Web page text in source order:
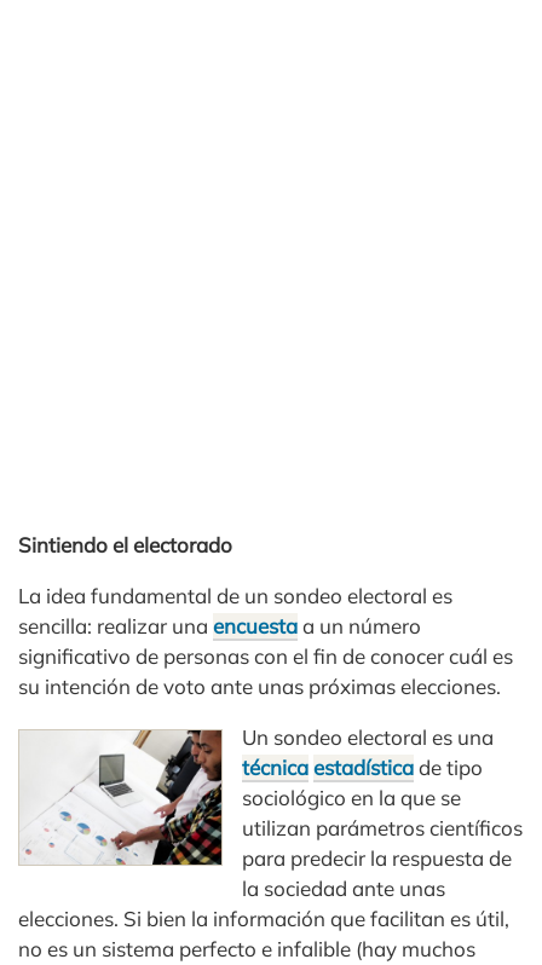
Sintiendo el electorado
La idea fundamental de un sondeo electoral es
sencilla: realizar una encuestaa un número
significativo de personas con el fin de conocer cuál es
su intención de voto ante unas próximas elecciones.
Un sondeo electoral es una
técnicaestadísticade tipo
sociológico en la que se
utilizan parámetros científicos
para predecir la respuesta de
la sociedad ante unas
elecciones. Si bien la información que facilitan es útil,
no es un sistema perfecto e infalible (hay muchos